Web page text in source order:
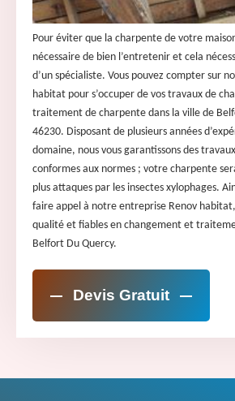
Pour éviter que la charpente de votre
nécessaire de bien l’entretenir et cela
d’un spécialiste. Vous pouvez compter sur
habitat pour s’occuper de vos travaux de
traitement de charpente dans la ville de
46230. Disposant de plusieurs années
domaine, nous vous garantissons des
conformes aux normes ; votre charpente
plus attaques par les insectes xylophages.
faire appel à notre entreprise Renov
qualité et fiables en changement et
Belfort Du Quercy.
Devis Gratuit